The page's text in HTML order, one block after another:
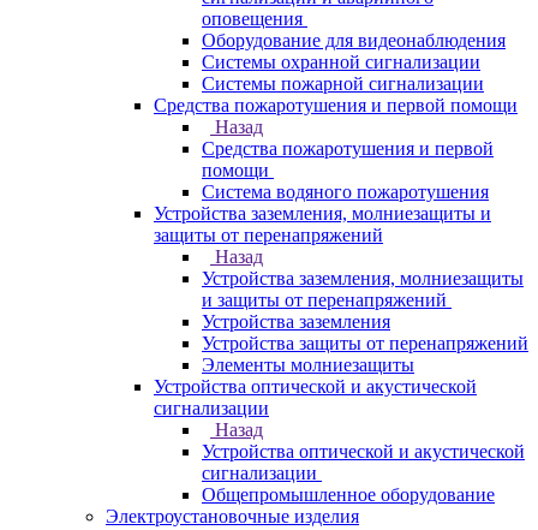
оповещения
Оборудование для видеонаблюдения
Системы охранной сигнализации
Системы пожарной сигнализации
Средства пожаротушения и первой помощи
Назад
Средства пожаротушения и первой
помощи
Система водяного пожаротушения
Устройства заземления, молниезащиты и
защиты от перенапряжений
Назад
Устройства заземления, молниезащиты
и защиты от перенапряжений
Устройства заземления
Устройства защиты от перенапряжений
Элементы молниезащиты
Устройства оптической и акустической
сигнализации
Назад
Устройства оптической и акустической
сигнализации
Общепромышленное оборудование
Электроустановочные изделия